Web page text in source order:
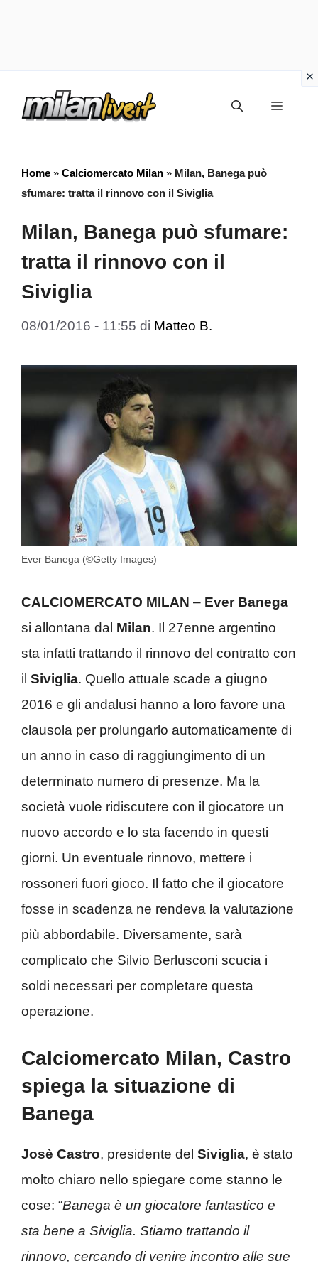
Menu
Home » Calciomercato Milan » Milan, Banega può
sfumare: tratta il rinnovo con il Siviglia
Milan, Banega può sfumare:
tratta il rinnovo con il
Siviglia
08/01/2016 - 11:55 di Matteo B.
Ever Banega (©Getty Images)
CALCIOMERCATO MILAN – Ever Banega
si allontana dal Milan. Il 27enne argentino
sta infatti trattando il rinnovo del contratto con
il Siviglia. Quello attuale scade a giugno
2016 e gli andalusi hanno a loro favore una
clausola per prolungarlo automaticamente di
un anno in caso di raggiungimento di un
determinato numero di presenze. Ma la
società vuole ridiscutere con il giocatore un
nuovo accordo e lo sta facendo in questi
giorni. Un eventuale rinnovo, mettere i
rossoneri fuori gioco. Il fatto che il giocatore
fosse in scadenza ne rendeva la valutazione
più abbordabile. Diversamente, sarà
complicato che Silvio Berlusconi scucia i
soldi necessari per completare questa
operazione.
Calciomercato Milan, Castro
spiega la situazione di
Banega
Josè Castro, presidente del Siviglia, è stato
molto chiaro nello spiegare come stanno le
cose: “Banega è un giocatore fantastico e
sta bene a Siviglia. Stiamo trattando il
rinnovo, cercando di venire incontro alle sue